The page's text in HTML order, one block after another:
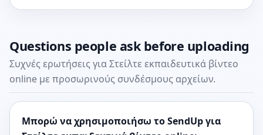
Questions people ask before uploading
Συχνές ερωτήσεις για Στείλτε εκπαιδευτικά βίντεο
online με προσωρινούς συνδέσμους αρχείων.
Μπορώ να χρησιμοποιήσω το SendUp για